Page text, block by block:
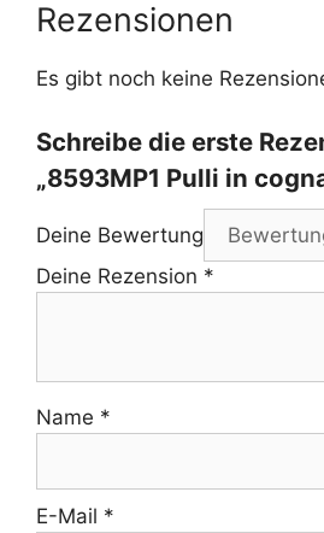
Rezensionen
Es gibt noch keine
Schreibe die erste
„8593MP1 Pulli in
Deine Bewertung
Deine Rezension *
Name *
E-Mail *